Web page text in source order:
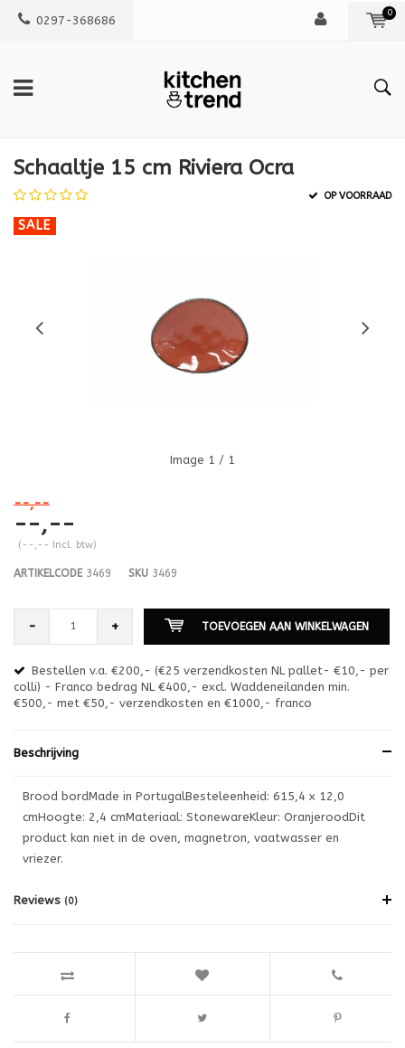
0297-368686
0
Schaaltje 15 cm Riviera Ocra
OP VOORRAAD
SALE
Image 1 / 1
--,--
--,--
(--,-- Incl. btw)
ARTIKELCODE3469 SKU 3469
- + TOEVOEGEN AAN WINKELWAGEN
Bestellen v.a. €200,- (€25 verzendkosten NL pallet- €10,- per
colli) - Franco bedrag NL €400,- excl. Waddeneilanden min.
€500,- met €50,- verzendkosten en €1000,- franco
Beschrijving
Brood bordMade in PortugalBesteleenheid: 615,4 x 12,0
cmHoogte: 2,4 cmMateriaal: StonewareKleur: OranjeroodDit
product kan niet in de oven, magnetron, vaatwasser en
vriezer.
Reviews (0)